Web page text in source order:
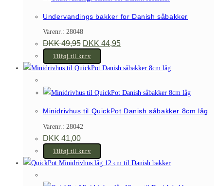
Undervandings bakker for Danish såbakker
Varenr.: 28048
DKK49,95 Den
oprindelige
pris
var:
DKK 49,95.
DKK 44,95
aktuelle
er:
DKK 44,95.
Tilføj til kurv
Minidrivhus til QuickPot Danish såbakker 8cm låg
Varenr.: 28042
DKK 41,00
Tilføj til kurv